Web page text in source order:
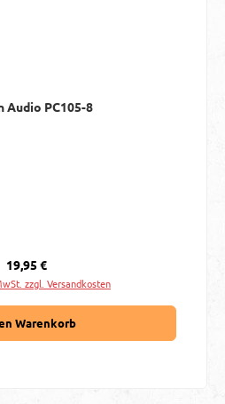
Audio PC105-8
Regulärer Preis:
19,95 €
zzgl. Versandkosten
Warenkorb